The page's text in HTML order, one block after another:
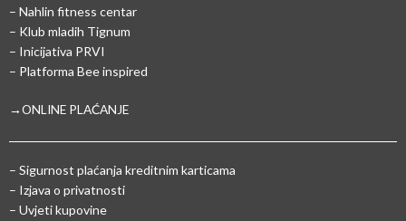
– Nahlin fitness centar
– Klub mladih Tignum
– Inicijativa PRVI
– Platforma Bee inspired
→ONLINE PLAĆANJE
– Sigurnost plaćanja kreditnim karticama
– Izjava o privatnosti
– Uvjeti kupovine